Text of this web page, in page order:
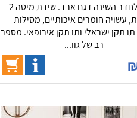
שידה לחדר השינה דגם ארד. שידת מיטה 2
עשויה חומרים איכותיים, מסילות
תקן ישראלי ותו תקן אירופאי. מספר
רב של גוו...